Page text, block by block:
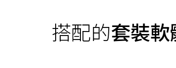
搭配的套裝軟